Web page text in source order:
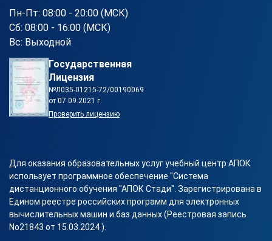
Пн-Пт: 08:00 - 20:00 (МСК)
Сб: 08:00 - 16:00 (МСК)
Вс: Выходной
Государственная
Лицензия
№Л035-01215-72/00190069
от 07.09.2021 г.
Проверить лицензию
Для оказания образовательных услуг учебный центр АПОК
использует программное обеспечение "Система
дистанционного обучения "АПОК Стади". Зарегистрирована в
Едином реестре российских программ для электронных
вычислительных машин и баз данных (Реестровая запись
No21843 от 15.03.2024 ).